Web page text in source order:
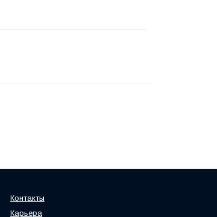
Контакты
Карьера